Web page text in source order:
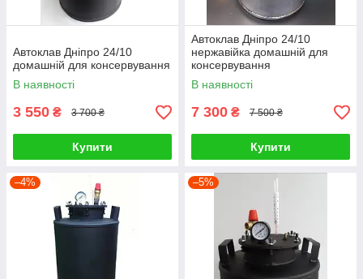
Автоклав Дніпро 24/10
домашній для консервування
В наявності
3 550 ₴ 3 700 ₴
Купити
Автоклав Дніпро 24/10
нержавійка домашній для
консервування
В наявності
7 300 ₴ 7 500 ₴
Купити
–4% –5%